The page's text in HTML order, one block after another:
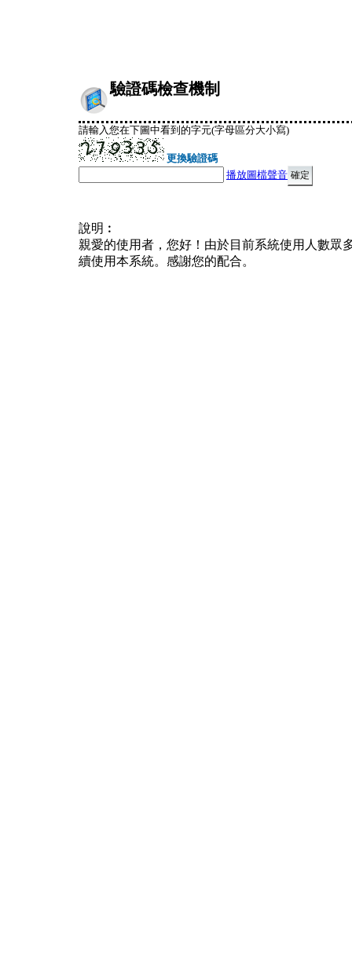
驗證碼檢查機制
請輸入您在下圖中看到的字元(字母區分大小寫)
更換驗證碼
播放圖檔聲音
說明︰
親愛的使用者，您好！由於目前系統使用人數眾
續使用本系統。感謝您的配合。